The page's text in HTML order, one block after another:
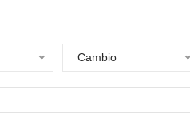
Cambio